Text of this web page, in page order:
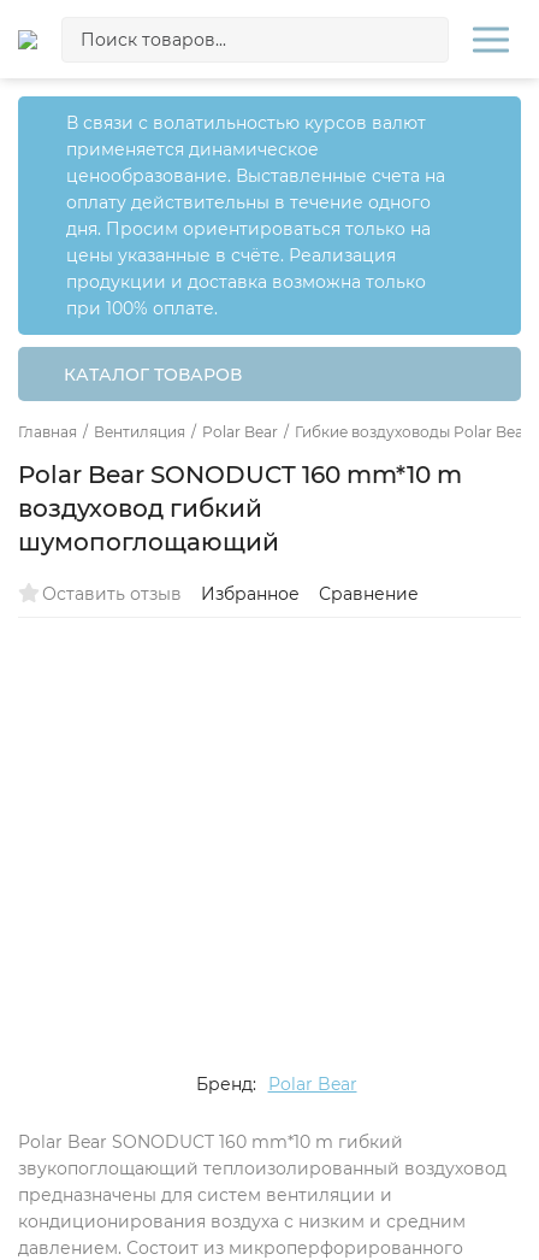
В связи с волатильностью курсов валют
применяется динамическое
ценообразование. Выставленные счета на
оплату действительны в течение одного
дня. Просим ориентироваться только на
цены указанные в счёте. Реализация
продукции и доставка возможна только
при 100% оплате.
КАТАЛОГ ТОВАРОВ
Главная / Вентиляция / Polar Bear / Гибкие воздуховоды Polar Bear
Polar Bear SONODUCT 160 mm*10 m
воздуховод гибкий
шумопоглощающий
Оставить отзыв Избранное Сравнение
Бренд: Polar Bear
Polar Bear SONODUCT 160 mm*10 m гибкий
звукопоглощающий теплоизолированный воздуховод
предназначены для систем вентиляции и
кондиционирования воздуха с низким и средним
давлением. Состоит из микроперфорированного